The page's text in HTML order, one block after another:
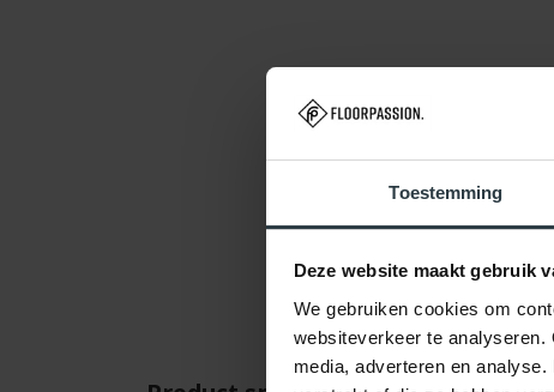
Toestemming
Deze website maakt gebruik
We gebruiken cookies om
websiteverkeer te
media, adverteren en